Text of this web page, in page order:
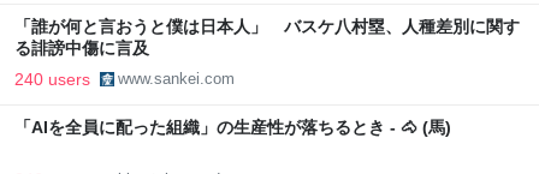
「誰が何と言おうと僕は日本人」 バスケ八村塁、人種差別に関す
る誹謗中傷に言及
240 users www.sankei.com
「AIを全員に配った組織」の生産性が落ちるとき - 🐴 (馬)